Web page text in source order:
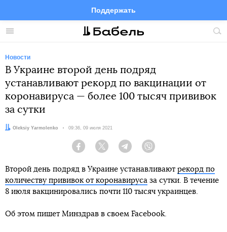
Меню
Поддержать
FacebookTelegramTwitter
Новости
В Украине второй день подряд
устанавливают рекорд по вакцинации от
коронавируса — более 100 тысяч прививок
за сутки
Автор:
Oleksiy Yarmolenko Дата:
09:36, 09 июля 2021
Facebook Twitter Telegram
Второй день подряд в Украине устанавливают рекорд по
количеству прививок от коронавируса за сутки. В течение
8 июля вакцинировались почти 110 тысяч украинцев.
Об этом пишет Минздрав в своем Facebook.